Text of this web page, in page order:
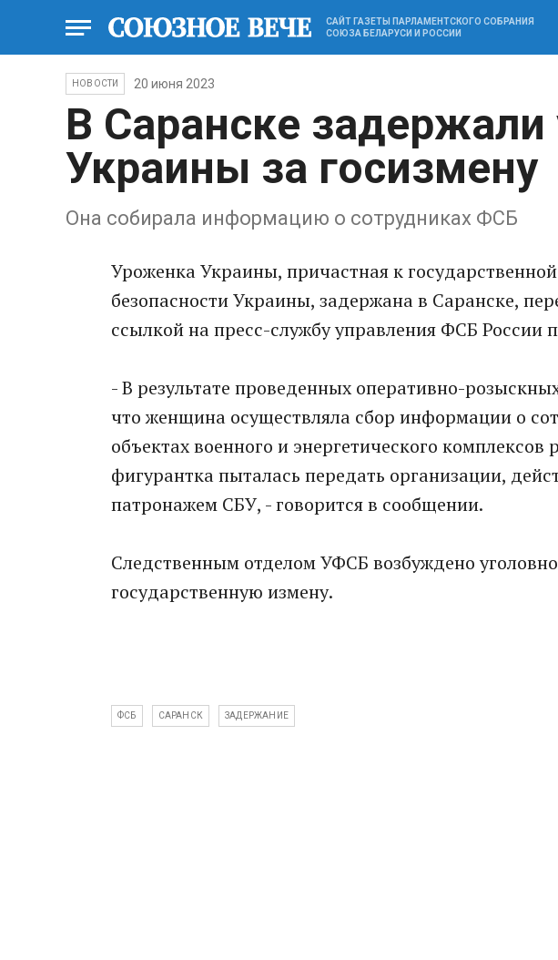
САЙТ ГАЗЕТЫ ПАРЛАМЕНТСКОГО СОБРАНИЯ
СОЮЗА БЕЛАРУСИ И РОССИИ
НОВОСТИ 20 июня 2023
В Саранске
Украины за госизмену
Она собирала информацию о сотрудниках ФСБ
Уроженка Украины, причастная к
безопасности Украины, задержана в Саранске,
ссылкой на пресс-службу управления ФСБ России
- В результате проведенных оперативно-
что женщина осуществляла сбор информации о
объектах военного и энергетического
фигурантка пыталась передать организации,
патронажем СБУ, - говорится в сообщении.
Следственным отделом УФСБ возбуждено
государственную измену.
ФСБ САРАНСК ЗАДЕРЖАНИЕ